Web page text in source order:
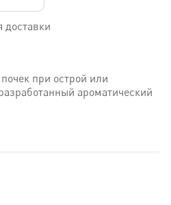
доставки
при острой или
ароматический